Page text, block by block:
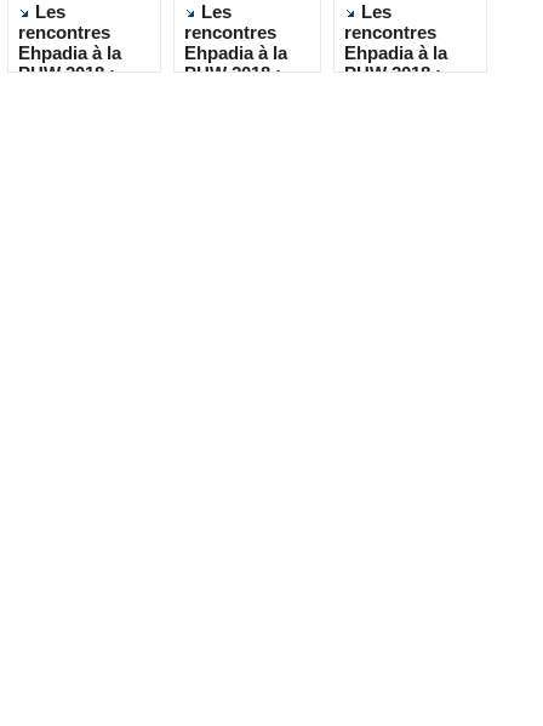
Les
rencontres
Ehpadia à la
PHW 2018 :
Les
rencontres
Ehpadia à la
PHW 2018 :
Les
rencontres
Ehpadia à la
PHW 2018 :